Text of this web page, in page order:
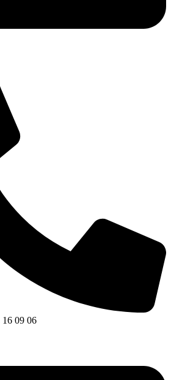
16 09 06